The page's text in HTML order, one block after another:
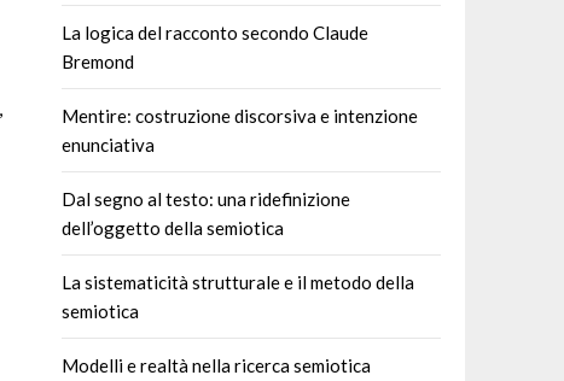
La logica del racconto secondo Claude
Bremond
Mentire: costruzione discorsiva e intenzione
enunciativa
Dal segno al testo: una ridefinizione
dell’oggetto della semiotica
La sistematicità strutturale e il metodo della
semiotica
Modelli e realtà nella ricerca semiotica